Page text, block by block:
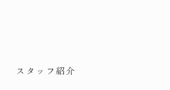
スタッフ紹介